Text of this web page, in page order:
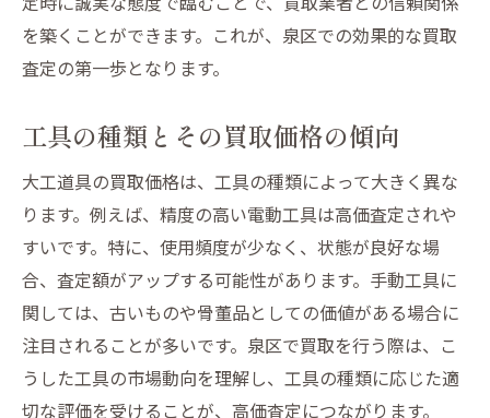
を築くことができます。これが、泉区での効果的な買取
査定の第一歩となります。
工具の種類とその買取価格の傾向
大工道具の買取価格は、工具の種類によって大きく異な
ります。例えば、精度の高い電動工具は高価査定されや
すいです。特に、使用頻度が少なく、状態が良好な場
合、査定額がアップする可能性があります。手動工具に
関しては、古いものや骨董品としての価値がある場合に
注目されることが多いです。泉区で買取を行う際は、こ
うした工具の市場動向を理解し、工具の種類に応じた適
切な評価を受けることが、高価査定につながります。